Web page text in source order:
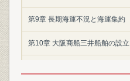
第9章 長期海運不況と海運集約
第10章 大阪商船三井船舶の設立